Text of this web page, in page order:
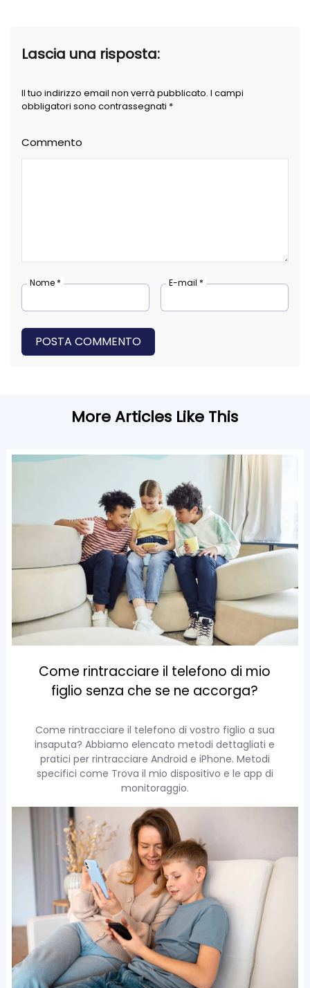
Lascia una risposta:
Il tuo indirizzo email non verrà pubblicato. I campi
obbligatori sono contrassegnati *
Commento
Nome * E-mail *
POSTA COMMENTO
More Articles Like This
Come rintracciare il telefono di mio
figlio senza che se ne accorga?
Come rintracciare il telefono di vostro figlio a sua
insaputa? Abbiamo elencato metodi dettagliati e
pratici per rintracciare Android e iPhone. Metodi
specifici come Trova il mio dispositivo e le app di
monitoraggio.